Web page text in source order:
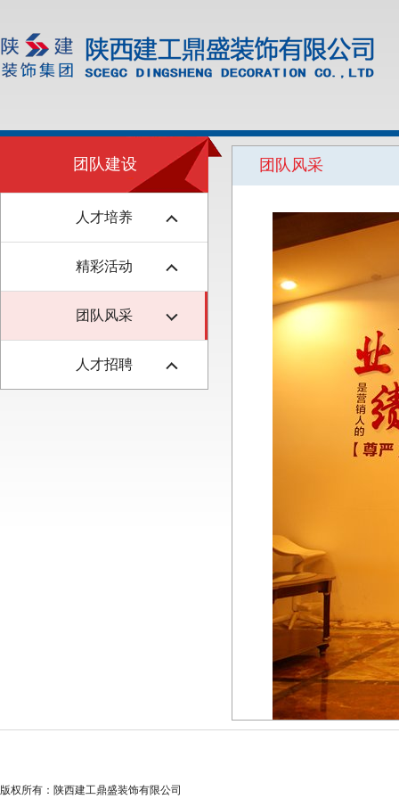
团队建设
人才培养
精彩活动
团队风采
人才招聘
团队风采
版权所有：陕西建工鼎盛装饰有限公司